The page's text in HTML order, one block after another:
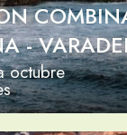
-
octubre